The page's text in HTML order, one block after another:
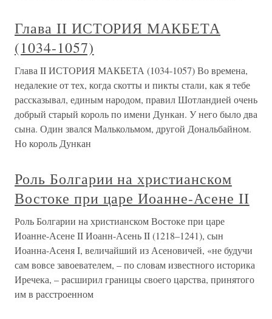
Глава II ИСТОРИЯ МАКБЕТА
(1034-1057)
Глава II ИСТОРИЯ МАКБЕТА (1034-1057) Во времена,
недалекие от тех, когда скотты и пикты стали, как я тебе
рассказывал, единым народом, правил Шотландией очень
добрый старый король по имени Дункан. У него было два
сына. Один звался Малькольмом, другой Дональбайном.
Но король Дункан
Роль Болгарии на христианском
Востоке при царе Иоанне-Асене II
Роль Болгарии на христианском Востоке при царе
Иоанне-Асене II Иоанн-Асень II (1218–1241), сын
Иоанна-Асеня I, величайший из Асеновичей, «не будучи
сам вовсе завоевателем, – по словам известного историка
Иречека, – расширил границы своего царства, принятого
им в расстроенном